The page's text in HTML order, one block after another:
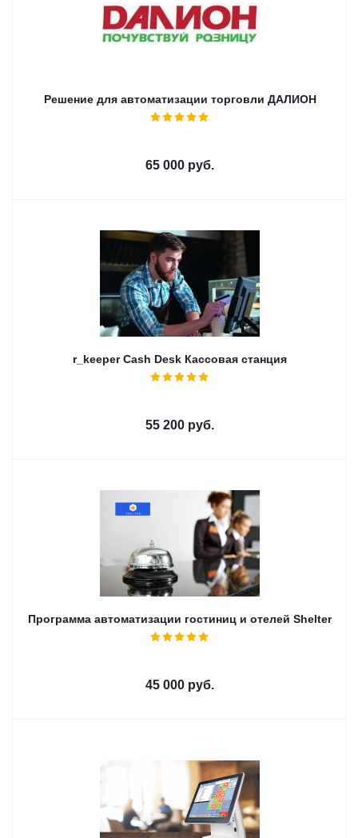
Решение для автоматизации торговли ДАЛИОН
65 000 руб.
r_keeper Cash Desk Кассовая станция
55 200 руб.
Программа автоматизации гостиниц и отелей Shelter
45 000 руб.